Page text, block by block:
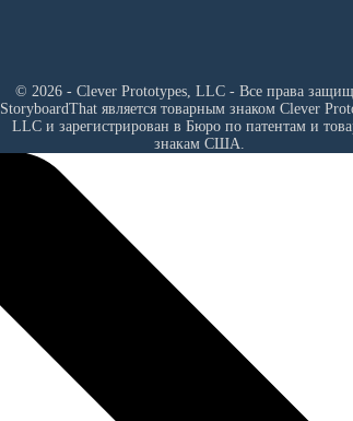
© 2026 - Clever Prototypes, LLC - Все права
StoryboardThat является товарным знаком Clever
LLCи зарегистрирован в Бюро по патентам и
знакам США.